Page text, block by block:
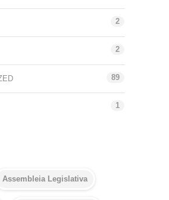
2
2
89
1
Assembleia Legislativa